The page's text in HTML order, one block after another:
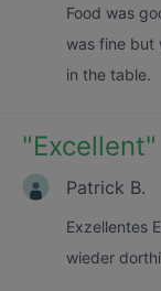
Food was
was fine but
in the table.
"Excellent"
Patrick B.
Exzellentes
wieder